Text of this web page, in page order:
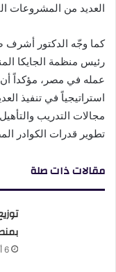
العديد من المشروعات
كما وجّه الدكتور أشرف
رئيس منظمة الجايكا
عمله في مصر، مؤكداً أن
استراتيجياً في تنفيذ
مجالات التدريب
تطوير قدرات الكوادر
مقالات ذات صلة
6 أغسطس، 2026